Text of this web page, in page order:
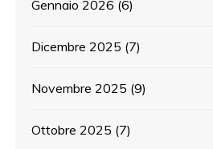
Gennaio 2026 (6)
Dicembre 2025 (7)
Novembre 2025 (9)
Ottobre 2025 (7)